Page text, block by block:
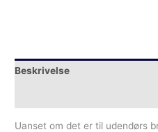
Beskrivelse
Uanset om det er til udendørs